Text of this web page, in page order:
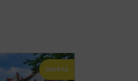
OFERTA